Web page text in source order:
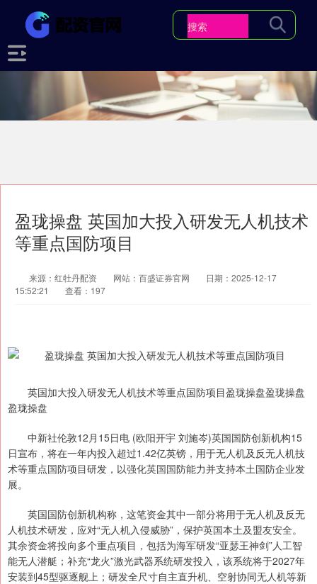
盈珑操盘 英国加大投入研发无人机技术
等重点国防项目
来源：红牡丹配资 网站：百盛证券官网
日期：2025-12-17
15:52:21
查看：197
英国加大投入研发无人机技术等重点国防项目盈珑操盘盈珑操盘
盈珑操盘
中新社伦敦12月15日电 (欧阳开宇 刘施岑)英国国防创新机构15
日宣布，将在一年内投入超过1.42亿英镑，用于无人机及反无人机技
术等重点国防项目研发，以强化英国国防能力并支持本土国防企业发
展。
英国国防创新机构称，这笔资金其中一部分将用于无人机及反无
人机技术研发，应对“无人机入侵威胁”，保护英国本土及盟友安全。
其余资金将投向多个重点项目，包括为海军研发“亚瑟王神剑”人工智
能无人潜艇；补充“龙火”激光武器系统研发投入，该系统将于2027年
安装到45型驱逐舰上；研发全尺寸自主直升机、空射协同无人机等新